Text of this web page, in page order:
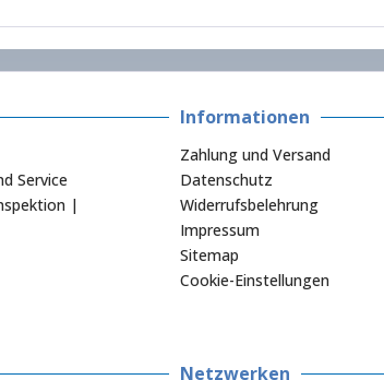
Service
|
Informationen
Zahlung und Versand
Datenschutz
Widerrufsbelehrung
Impressum
Sitemap
Cookie-Einstellungen
Netzwerken